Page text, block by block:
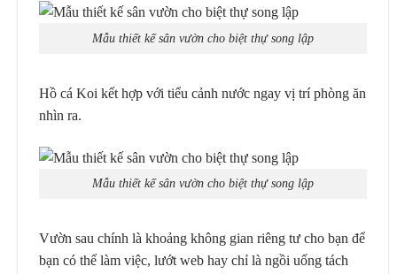
Mẫu thiết kế sân vườn cho biệt thự song lập
Hồ cá Koi kết hợp với tiểu cảnh nước ngay vị trí phòng ăn
nhìn ra.
Mẫu thiết kế sân vườn cho biệt thự song lập
Vườn sau chính là khoảng không gian riêng tư cho bạn để
bạn có thể làm việc, lướt web hay chỉ là ngồi uống tách